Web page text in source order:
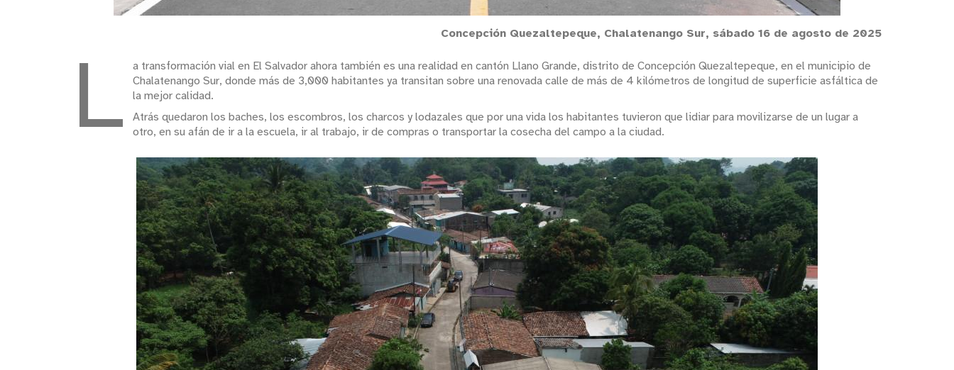
Concepción Quezaltepeque, Chalatenango Sur, sábado 16 de agosto de 2025
L
a transformación vial en El Salvador ahora también es una realidad en cantón Llano Grande, distrito de Concepción Quezaltepeque, en el municipio de
Chalatenango Sur, donde más de 3,000 habitantes ya transitan sobre una renovada calle de más de 4 kilómetros de longitud de superficie asfáltica de
la mejor calidad.
Atrás quedaron los baches, los escombros, los charcos y lodazales que por una vida los habitantes tuvieron que lidiar para movilizarse de un lugar a
otro, en su afán de ir a la escuela, ir al trabajo, ir de compras o transportar la cosecha del campo a la ciudad.